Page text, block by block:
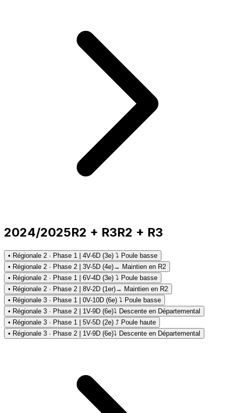
2024/2025R2 + R3R2 + R3
• Régionale 2 · Phase 1 | 4V-6D (3e) ⤵ Poule basse
• Régionale 2 · Phase 2 | 3V-5D (4e)→ Maintien en R2
• Régionale 2 · Phase 1 | 6V-4D (3e) ⤵ Poule basse
• Régionale 2 · Phase 2 | 8V-2D (1er)→ Maintien en R2
• Régionale 3 · Phase 1 | 0V-10D (6e) ⤵ Poule basse
• Régionale 3 · Phase 2 | 1V-9D (6e)⤵ Descente en Départemental
• Régionale 3 · Phase 1 | 5V-5D (2e) ⤴ Poule haute
• Régionale 3 · Phase 2 | 1V-9D (6e)⤵ Descente en Départemental